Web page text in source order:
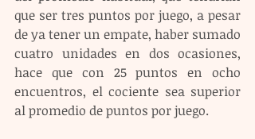
que ser tres puntos por juego, a pesar
de ya tener un empate, haber sumado
cuatro unidades en dos ocasiones,
hace que con 25 puntos en ocho
encuentros, el cociente sea superior
al promedio de puntos por juego.